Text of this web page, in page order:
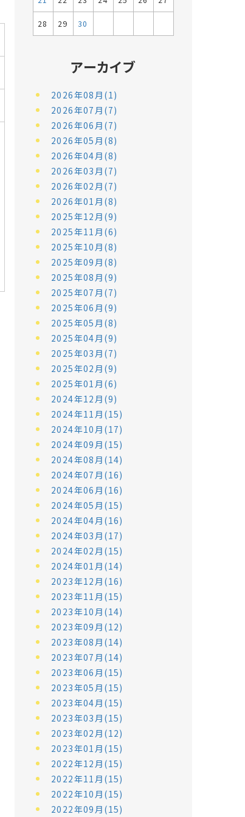
28 29 30
アーカイブ
2026年08月(1)
2026年07月(7)
2026年06月(7)
2026年05月(8)
2026年04月(8)
2026年03月(7)
2026年02月(7)
2026年01月(8)
2025年12月(9)
2025年11月(6)
2025年10月(8)
2025年09月(8)
2025年08月(9)
2025年07月(7)
2025年06月(9)
2025年05月(8)
2025年04月(9)
2025年03月(7)
2025年02月(9)
2025年01月(6)
2024年12月(9)
2024年11月(15)
2024年10月(17)
2024年09月(15)
2024年08月(14)
2024年07月(16)
2024年06月(16)
2024年05月(15)
2024年04月(16)
2024年03月(17)
2024年02月(15)
2024年01月(14)
2023年12月(16)
2023年11月(15)
2023年10月(14)
2023年09月(12)
2023年08月(14)
2023年07月(14)
2023年06月(15)
2023年05月(15)
2023年04月(15)
2023年03月(15)
2023年02月(12)
2023年01月(15)
2022年12月(15)
2022年11月(15)
2022年10月(15)
2022年09月(15)